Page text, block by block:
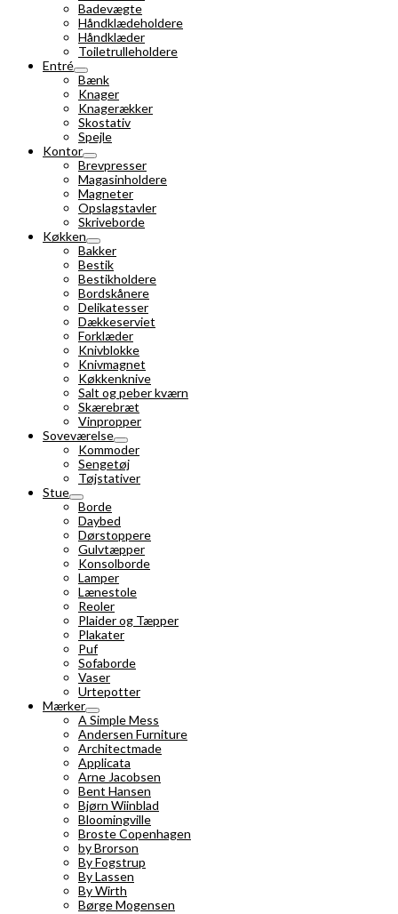
Badevægte
Håndklædeholdere
Håndklæder
Toiletrulleholdere
Entré
Bænk
Knager
Knagerækker
Skostativ
Spejle
Kontor
Brevpresser
Magasinholdere
Magneter
Opslagstavler
Skriveborde
Køkken
Bakker
Bestik
Bestikholdere
Bordskånere
Delikatesser
Dækkeserviet
Forklæder
Knivblokke
Knivmagnet
Køkkenknive
Salt og peber kværn
Skærebræt
Vinpropper
Soveværelse
Kommoder
Sengetøj
Tøjstativer
Stue
Borde
Daybed
Dørstoppere
Gulvtæpper
Konsolborde
Lamper
Lænestole
Reoler
Plaider og Tæpper
Plakater
Puf
Sofaborde
Vaser
Urtepotter
Mærker
A Simple Mess
Andersen Furniture
Architectmade
Applicata
Arne Jacobsen
Bent Hansen
Bjørn Wiinblad
Bloomingville
Broste Copenhagen
by Brorson
By Fogstrup
By Lassen
By Wirth
Børge Mogensen